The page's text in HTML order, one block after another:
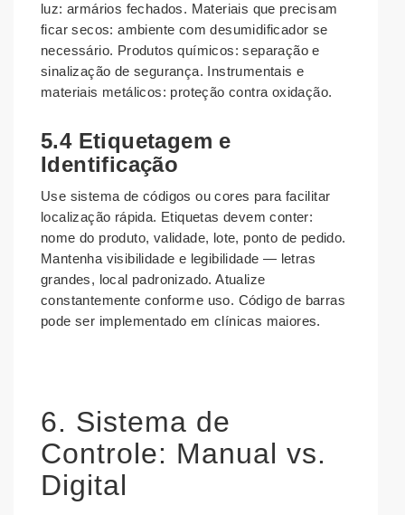
luz: armários fechados. Materiais que precisam
ficar secos: ambiente com desumidificador se
necessário. Produtos químicos: separação e
sinalização de segurança. Instrumentais e
materiais metálicos: proteção contra oxidação.
5.4 Etiquetagem e
Identificação
Use sistema de códigos ou cores para facilitar
localização rápida. Etiquetas devem conter:
nome do produto, validade, lote, ponto de pedido.
Mantenha visibilidade e legibilidade — letras
grandes, local padronizado. Atualize
constantemente conforme uso. Código de barras
pode ser implementado em clínicas maiores.
6. Sistema de
Controle: Manual vs.
Digital